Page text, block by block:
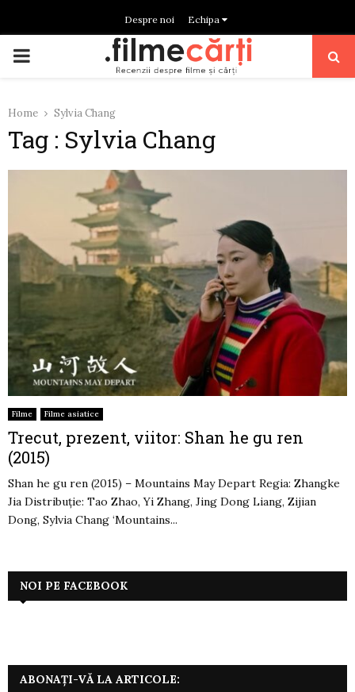
Despre noi Echipa
PRIMARY
Home Sylvia Chang
Tag : Sylvia Chang
Filme Filme asiatice
Trecut, prezent, viitor: Shan he gu ren
(2015)
Shan he gu ren (2015) – Mountains May Depart Regia: Zhangke
Jia Distribuție: Tao Zhao, Yi Zhang, Jing Dong Liang, Zijian
Dong, Sylvia Chang ‘Mountains...
NOI PE FACEBOOK
ABONAȚI-VĂ LA ARTICOLE: